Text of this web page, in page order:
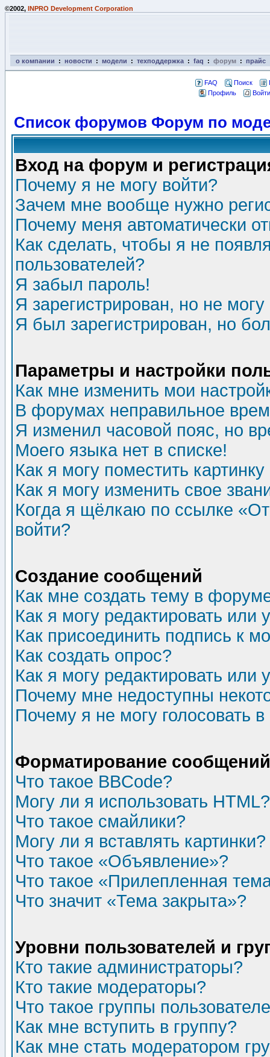
©2002, INPRO Development Corporation
о компании : новости : модели : техподдержка : faq : форум : прайс
FAQ Поиск
Профиль
Список форумов Форум по
Вход на форум и
Почему я не могу войти?
Зачем мне вообще нужно
Почему меня автоматически
Как сделать, чтобы я не
пользователей?
Я забыл пароль!
Я зарегистрирован, но не могу
Я был зарегистрирован, но
Параметры и настройки
Как мне изменить мои
В форумах неправильное
Я изменил часовой пояс, но
Моего языка нет в списке!
Как я могу поместить
Как я могу изменить свое
Когда я щёлкаю по ссылке
войти?
Создание сообщений
Как мне создать тему в
Как я могу редактировать или
Как присоединить подпись к
Как создать опрос?
Как я могу редактировать или
Почему мне недоступны
Почему я не могу голосовать
Форматирование
Что такое BBCode?
Могу ли я использовать HTML?
Что такое смайлики?
Могу ли я вставлять картинки?
Что такое «Объявление»?
Что такое «Прилепленная
Что значит «Тема закрыта»?
Уровни пользователей и
Кто такие администраторы?
Кто такие модераторы?
Что такое группы
Как мне вступить в группу?
Как мне стать модератором